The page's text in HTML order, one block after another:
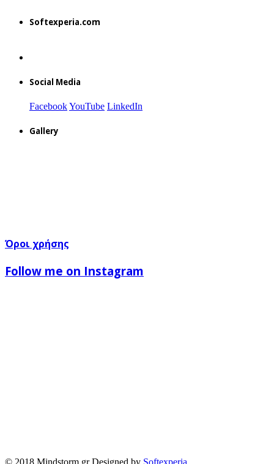
Softexperia.com
Social Media
FacebookYouTube LinkedIn
Gallery
Όροι χρήσης
Follow me on Instagram
© 2018 Mindstorm.gr Designed by Softexperia